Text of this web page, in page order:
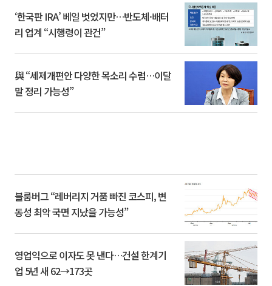
‘한국판 IRA’ 베일 벗었지만…반도체·배터
리 업계 “시행령이 관건”
與 “세제개편안 다양한 목소리 수렴…이달
말 정리 가능성”
블룸버그 “레버리지 거품 빠진 코스피, 변
동성 최악 국면 지났을 가능성”
영업익으로 이자도 못 낸다…건설 한계기
업 5년 새 62→173곳